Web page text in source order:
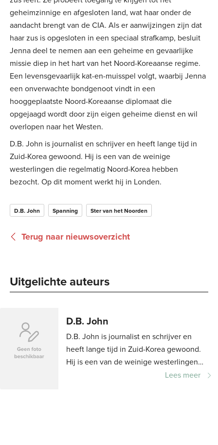
geheimzinnige en afgesloten land, wat haar onder de
aandacht brengt van de CIA. Als er aanwijzingen zijn dat
haar zus is opgesloten in een speciaal strafkamp, besluit
Jenna deel te nemen aan een geheime en gevaarlijke
missie diep in het hart van het Noord-Koreaanse regime.
Een levensgevaarlijk kat-en-muisspel volgt, waarbij Jenna
een onverwachte bondgenoot vindt in een
hooggeplaatste Noord-Koreaanse diplomaat die
opgejaagd wordt door zijn eigen geheime dienst en wil
overlopen naar het Westen.
D.B. John is journalist en schrijver en heeft lange tijd in
Zuid-Korea gewoond. Hij is een van de weinige
westerlingen die regelmatig Noord-Korea hebben
bezocht. Op dit moment werkt hij in Londen.
D.B. John Spanning Ster van het Noorden
Terug naar nieuwsoverzicht
Uitgelichte auteurs
D.B. John
D.B. John is journalist en schrijver en
heeft lange tijd in Zuid-Korea gewoond.
Hij is een van de weinige westerlingen
die regelmatig Noord-Korea heeft...
Lees meer